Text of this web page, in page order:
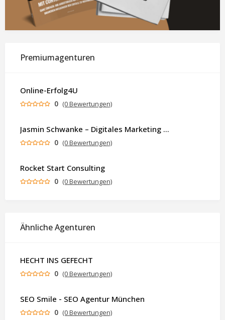
Premiumagenturen
Online-Erfolg4U
0 (0 Bewertungen)
Jasmin Schwanke – Digitales Marketing & KI-gestützte Contenterstellung
0 (0 Bewertungen)
Rocket Start Consulting
0 (0 Bewertungen)
Ähnliche Agenturen
HECHT INS GEFECHT
0 (0 Bewertungen)
SEO Smile - SEO Agentur München
0 (0 Bewertungen)